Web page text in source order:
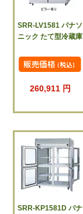
SRR-LV1581 パナソ
ニック たて型冷蔵庫
260,911 円
SRR-KP1581D パナ